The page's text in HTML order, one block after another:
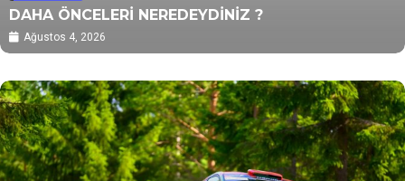
DAHA ÖNCELERİ NEREDEYDİNİZ ?
Ağustos 4, 2026